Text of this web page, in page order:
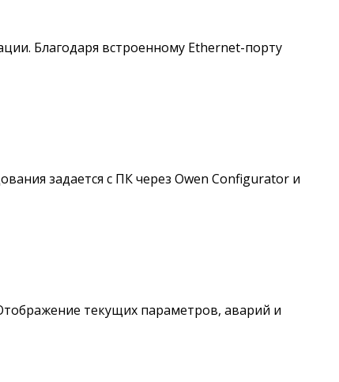
Благодаря встроенному Ethernet-порту
задается с ПК через Owen Configurator и
текущих параметров, аварий и